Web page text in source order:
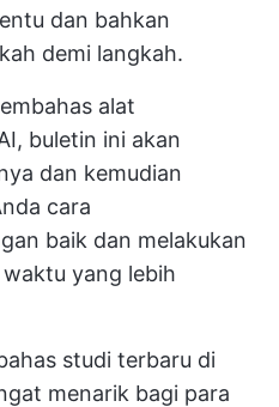
dan bahkan
demi langkah.
alat
buletin ini akan
dan kemudian
cara
baik dan melakukan
yang lebih
studi terbaru di
menarik bagi para